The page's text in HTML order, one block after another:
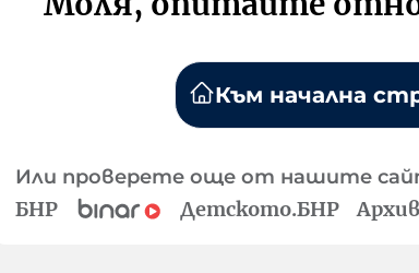
Към начална
Или проверете още от нашите
БНР Детското.БНР